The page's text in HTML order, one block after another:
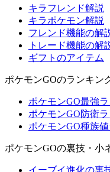
キラフレンド解説
キラポケモン解説
フレンド機能の解
トレード機能の解
ギフトのアイテム
ポケモンGOのランキン
ポケモンGO最強
ポケモンGO防衛
ポケモンGO種族
ポケモンGOの裏技・小
イーブイ進化の裏